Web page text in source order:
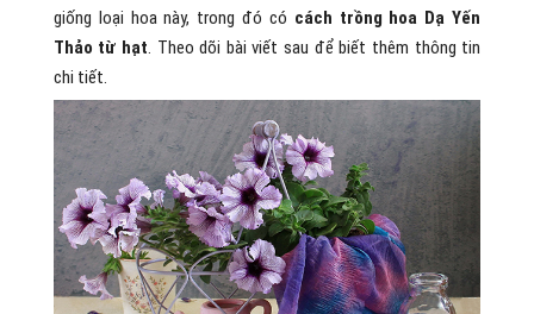
giống loại hoa này, trong đó có cách trồng hoa Dạ Yến
Thảo từ hạt. Theo dõi bài viết sau để biết thêm thông tin
chi tiết.